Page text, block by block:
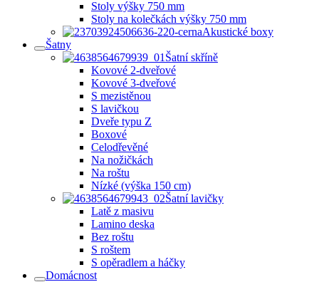
Stoly výšky 750 mm
Stoly na kolečkách výšky 750 mm
Akustické boxy
Šatny
Šatní skříně
Kovové 2-dveřové
Kovové 3-dveřové
S mezistěnou
S lavičkou
Dveře typu Z
Boxové
Celodřevěné
Na nožičkách
Na roštu
Nízké (výška 150 cm)
Šatní lavičky
Latě z masivu
Lamino deska
Bez roštu
S roštem
S opěradlem a háčky
Domácnost